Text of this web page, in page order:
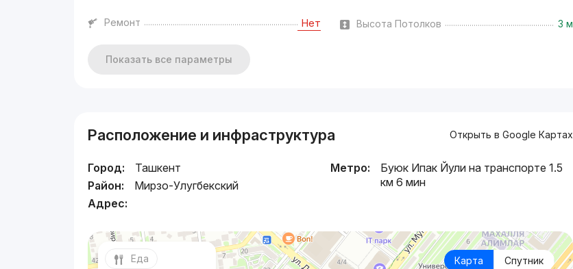
Ремонт Нет Высота Потолков 3 м
Показать все параметры
Расположение и инфраструктура Открыть в Google Картах
Город:
Ташкент
Район:
Мирзо-Улугбекский
Адрес:
Метро:
Буюк Ипак Йули на транспорте 1.5
км 6 мин
Карта Спутник
Еда